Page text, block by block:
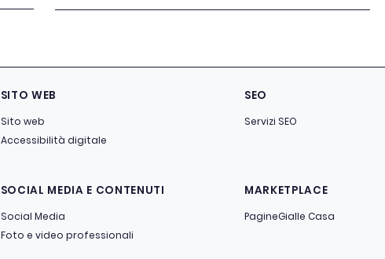
SITO WEB
Sito web
Accessibilità digitale
SEO
Servizi SEO
SOCIAL MEDIA E CONTENUTI
Social Media
Foto e video professionali
MARKETPLACE
PagineGialle Casa